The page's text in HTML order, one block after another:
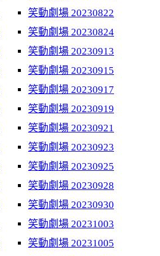
笑動劇場 20230822
笑動劇場 20230824
笑動劇場 20230913
笑動劇場 20230915
笑動劇場 20230917
笑動劇場 20230919
笑動劇場 20230921
笑動劇場 20230923
笑動劇場 20230925
笑動劇場 20230928
笑動劇場 20230930
笑動劇場 20231003
笑動劇場 20231005